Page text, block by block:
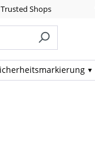
Trusted Shops